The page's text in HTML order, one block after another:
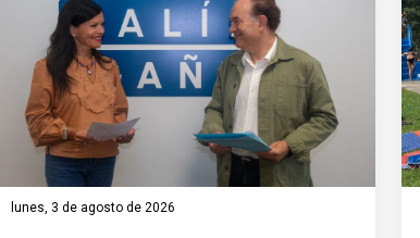
lunes, 3 de agosto de 2026